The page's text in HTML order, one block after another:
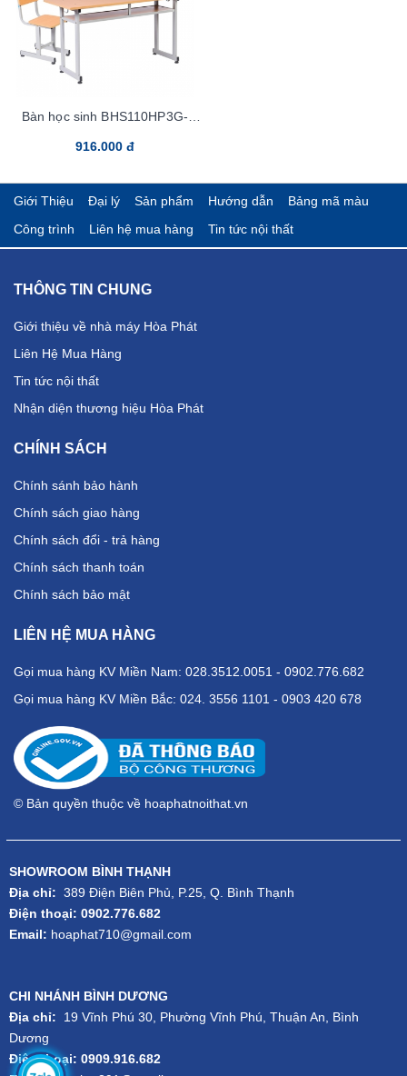
Bàn học sinh BHS110HP3G-
916.000 đ
Giới Thiệu Đại lý Sản phẩm Hướng dẫn
Bảng mã màu
Công trình
Liên hệ mua hàng Tin tức nội thất
THÔNG TIN CHUNG
Giới thiệu về nhà máy Hòa Phát
Liên Hệ Mua Hàng
Tin tức nội thất
Nhận diện thương hiệu Hòa Phát
CHÍNH SÁCH
Chính sánh bảo hành
Chính sách giao hàng
Chính sách đổi - trả hàng
Chính sách thanh toán
Chính sách bảo mật
LIÊN HỆ MUA HÀNG
Gọi mua hàng KV Miền Nam: 028.3512.0051 - 0902.776.682
Gọi mua hàng KV Miền Bắc: 024. 3556 1101 - 0903 420 678
© Bản quyền thuộc về hoaphatnoithat.vn
SHOWROOM BÌNH THẠNH
Địa chỉ: 389 Điện Biên Phủ, P.25, Q. Bình Thạnh
Điện thoại: 0902.776.682
Email: hoaphat710@gmail.com
CHI NHÁNH BÌNH DƯƠNG
Địa chỉ: 19 Vĩnh Phú 30, Phường Vĩnh Phú, Thuận An, Bình
Dương
Điện thoại: 0909.916.682